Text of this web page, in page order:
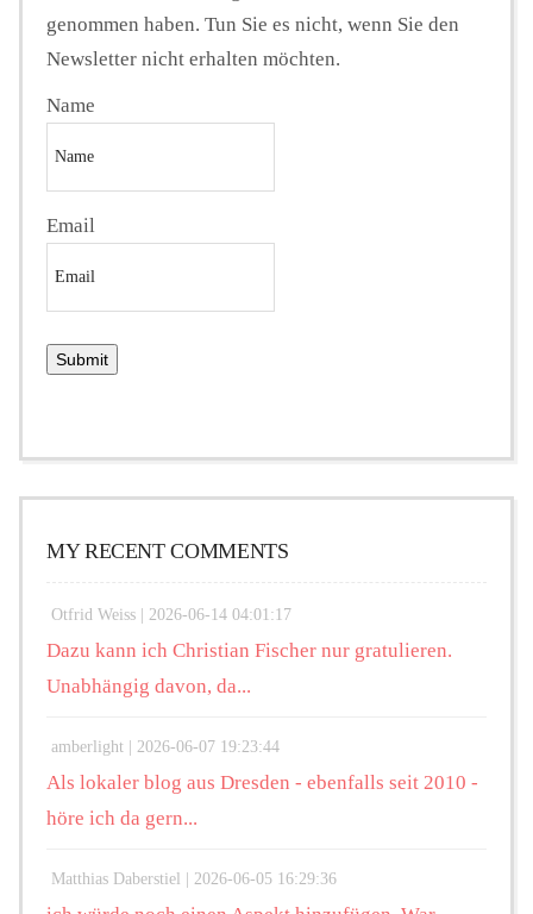
genommen haben. Tun Sie es nicht, wenn Sie den
Newsletter nicht erhalten möchten.
Name
Email
MY RECENT COMMENTS
Otfrid Weiss | 2026-06-14 04:01:17
Dazu kann ich Christian Fischer nur gratulieren.
Unabhängig davon, da...
amberlight | 2026-06-07 19:23:44
Als lokaler blog aus Dresden - ebenfalls seit 2010 -
höre ich da gern...
Matthias Daberstiel | 2026-06-05 16:29:36